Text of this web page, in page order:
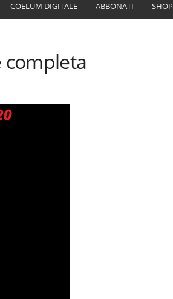
COELUM DIGITALE ABBONATI SHOP
completa